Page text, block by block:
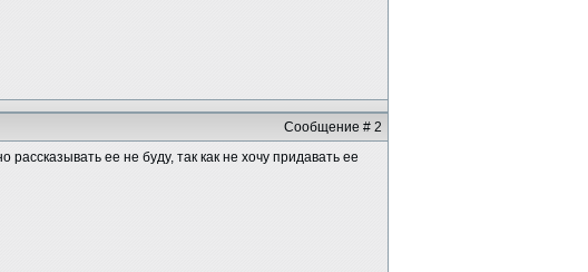
Сообщение # 2
ее не буду, так как не хочу придавать ее